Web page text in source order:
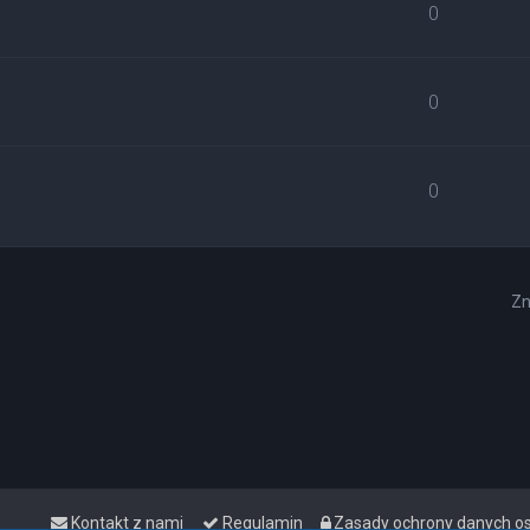
0
0
0
Zasady ochrony danych
Regulamin
Kontakt z nami